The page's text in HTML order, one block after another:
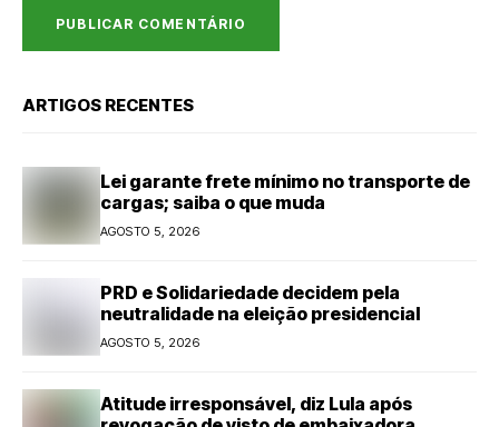
ARTIGOS RECENTES
Lei garante frete mínimo no transporte de
cargas; saiba o que muda
AGOSTO 5, 2026
PRD e Solidariedade decidem pela
neutralidade na eleição presidencial
AGOSTO 5, 2026
Atitude irresponsável, diz Lula após